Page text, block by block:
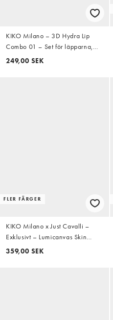
KIKO Milano – 3D Hydra Lip
Combo 01 – Set för läpparna,
värde 21,98GBP
249,00 SEK
FLER FÄRGER
KIKO Milano x Just Cavalli –
Exklusivt – Lumicanvas Skin
Enhancer – Ansiktsprodukt med
359,00 SEK